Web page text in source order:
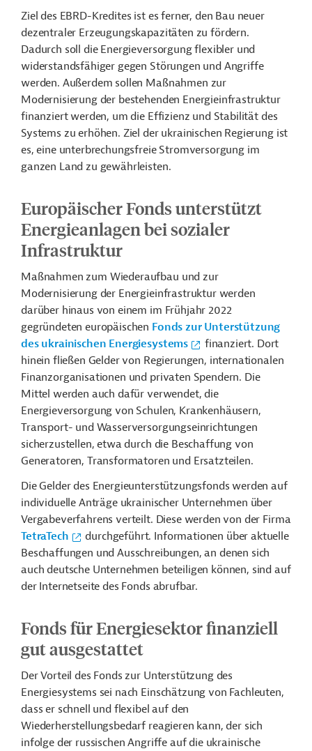
Ziel des EBRD-Kredites ist es ferner, den Bau neuer
dezentraler Erzeugungskapazitäten zu fördern.
Dadurch soll die Energieversorgung flexibler und
widerstandsfähiger gegen Störungen und Angriffe
werden. Außerdem sollen Maßnahmen zur
Modernisierung der bestehenden Energieinfrastruktur
finanziert werden, um die Effizienz und Stabilität des
Systems zu erhöhen. Ziel der ukrainischen Regierung ist
es, eine unterbrechungsfreie Stromversorgung im
ganzen Land zu gewährleisten.
Europäischer Fonds unterstützt
Energieanlagen bei sozialer
Infrastruktur
Maßnahmen zum Wiederaufbau und zur
Modernisierung der Energieinfrastruktur werden
darüber hinaus von einem im Frühjahr 2022
gegründeten europäischen Fonds zur Unterstützung
des ukrainischen Energiesystems
finanziert. Dort
hinein fließen Gelder von Regierungen, internationalen
Finanzorganisationen und privaten Spendern. Die
Mittel werden auch dafür verwendet, die
Energieversorgung von Schulen, Krankenhäusern,
Transport- und Wasserversorgungseinrichtungen
sicherzustellen, etwa durch die Beschaffung von
Generatoren, Transformatoren und Ersatzteilen.
Die Gelder des Energieunterstützungsfonds werden auf
individuelle Anträge ukrainischer Unternehmen über
Vergabeverfahrens verteilt. Diese werden von der Firma
TetraTech
durchgeführt. Informationen über aktuelle
Beschaffungen und Ausschreibungen, an denen sich
auch deutsche Unternehmen beteiligen können, sind auf
der Internetseite des Fonds abrufbar.
Fonds für Energiesektor finanziell
gut ausgestattet
Der Vorteil des Fonds zur Unterstützung des
Energiesystems sei nach Einschätzung von Fachleuten,
dass er schnell und flexibel auf den
Wiederherstellungsbedarf reagieren kann, der sich
infolge der russischen Angriffe auf die ukrainische